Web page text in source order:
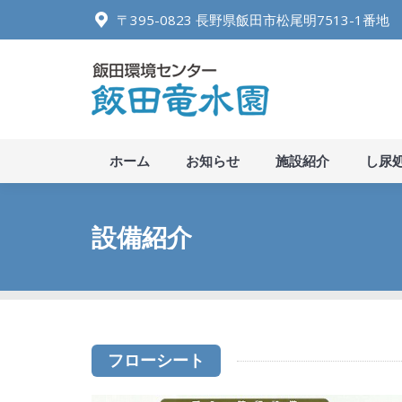
〒395-0823 長野県飯田市松尾明7513-1番地
ホーム お知らせ 施設紹介 し尿
設備紹介
フローシート
ホーム お知